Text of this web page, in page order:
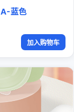
蓝色
加入购物车